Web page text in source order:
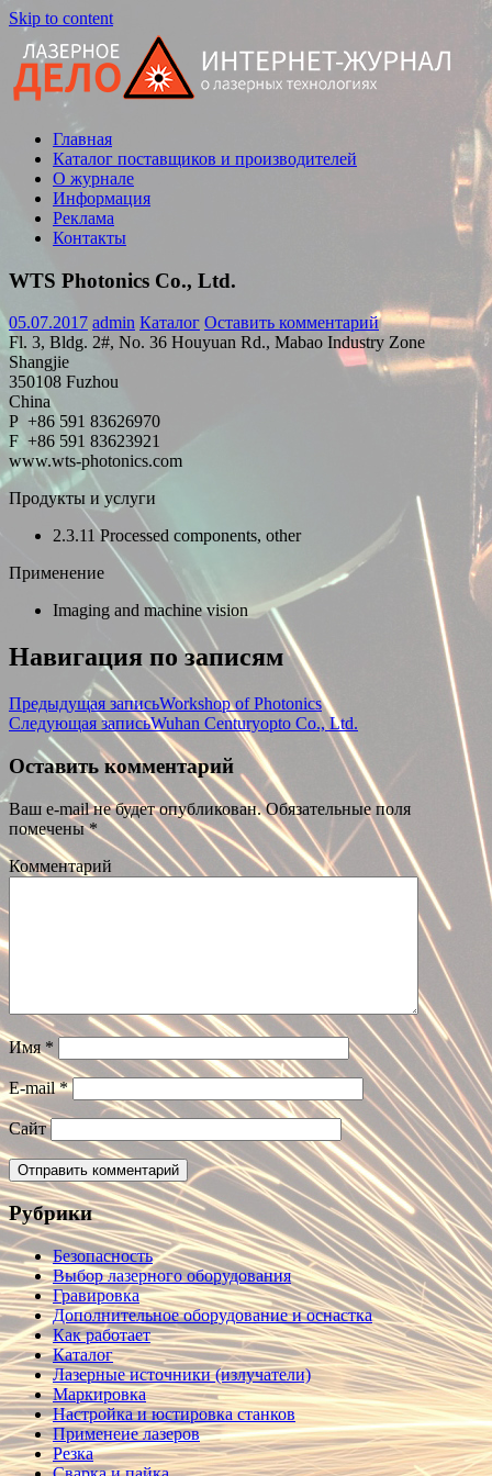
Skip to content
Статьи,
новости,
обзоры
Главная
Каталог поставщиков и производителей
О журнале
Информация
Реклама
Контакты
WTS Photonics Co., Ltd.
05.07.2017 admin Каталог Оставить комментарий
Fl. 3, Bldg. 2#, No. 36 Houyuan Rd., Mabao Industry Zone
Shangjie
350108 Fuzhou
China
P +86 591 83626970
F +86 591 83623921
www.wts-photonics.com
Продукты и услуги
2.3.11 Processed components, other
Применение
Imaging and machine vision
Навигация по записям
Предыдущая записьWorkshop of Photonics
Следующая записьWuhan Centuryopto Co., Ltd.
Оставить комментарий
Ваш e-mail не будет опубликован.Обязательные поля
помечены*
Комментарий
Имя*
E-mail*
Сайт
Рубрики
Безопасность
Выбор лазерного оборудования
Гравировка
Дополнительное оборудование и оснастка
Как работает
Каталог
Лазерные источники (излучатели)
Маркировка
Настройка и юстировка станков
Применеие лазеров
Резка